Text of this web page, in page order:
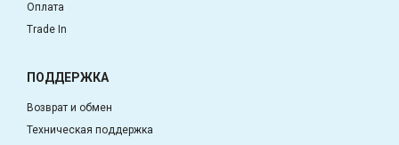
Оплата
Trade In
ПОДДЕРЖКА
Возврат и обмен
Техническая поддержка